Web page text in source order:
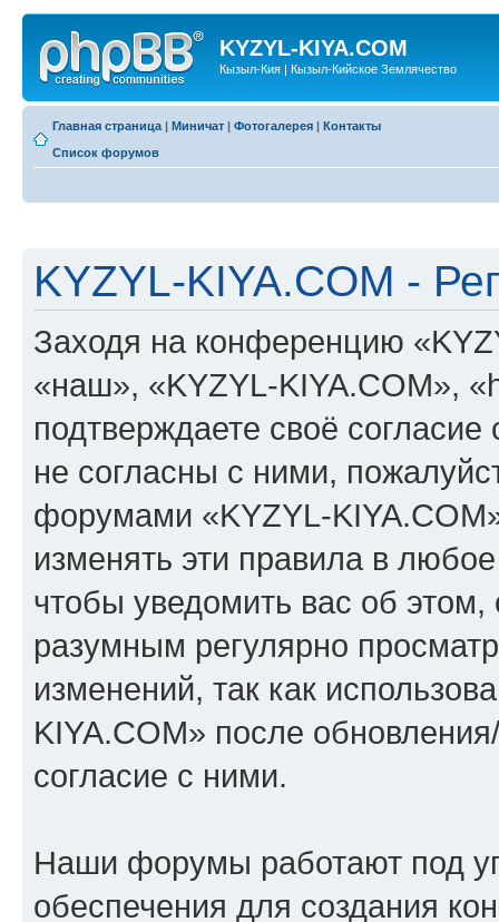
KYZYL-KIYA.COM
Кызыл-Кия | Кызыл-Кийское Землячество
Главная страница | Миничат | Фотогалерея | Контакты
Список форумов
KYZYL-KIYA.COM -
Заходя на конференцию
«наш», «KYZYL-KIYA.COM»,
подтверждаете своё
не согласны с ними,
форумами «KYZYL-
изменять эти правила в
чтобы уведомить вас об
разумным регулярно
изменений, так как
KIYA.COM» после
согласие с ними.
Наши форумы работают под
обеспечения для создания